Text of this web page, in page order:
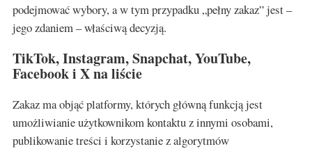
podejmować wybory, a w tym przypadku „pełny zakaz” jest –
jego zdaniem – właściwą decyzją.
TikTok, Instagram, Snapchat, YouTube,
Facebook i X na liście
Zakaz ma objąć platformy, których główną funkcją jest
umożliwianie użytkownikom kontaktu z innymi osobami,
publikowanie treści i korzystanie z algorytmów